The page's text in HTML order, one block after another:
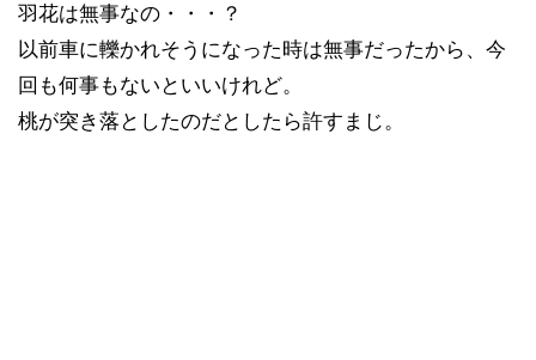
羽花は無事なの・・・？
以前車に轢かれそうになった時は無事だったから、今
回も何事もないといいけれど。
桃が突き落としたのだとしたら許すまじ。